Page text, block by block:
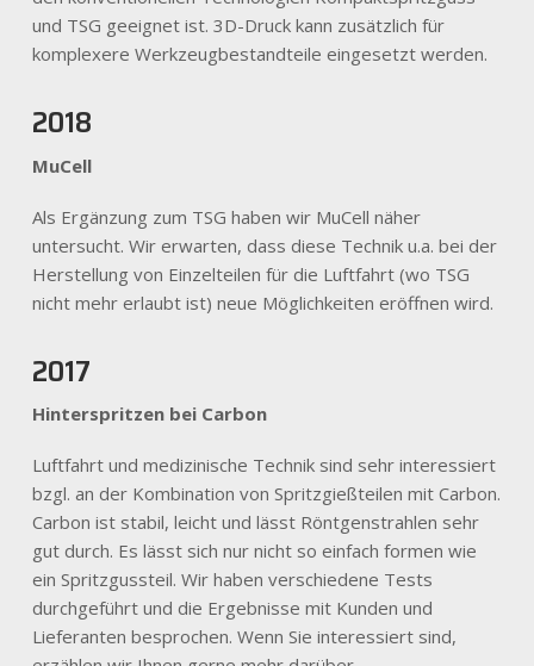
und TSG geeignet ist. 3D-Druck kann zusätzlich für
komplexere Werkzeugbestandteile eingesetzt werden.
2018
MuCell
Als Ergänzung zum TSG haben wir MuCell näher
untersucht. Wir erwarten, dass diese Technik u.a. bei der
Herstellung von Einzelteilen für die Luftfahrt (wo TSG
nicht mehr erlaubt ist) neue Möglichkeiten eröffnen wird.
2017
Hinterspritzen bei Carbon
Luftfahrt und medizinische Technik sind sehr interessiert
bzgl. an der Kombination von Spritzgießteilen mit Carbon.
Carbon ist stabil, leicht und lässt Röntgenstrahlen sehr
gut durch. Es lässt sich nur nicht so einfach formen wie
ein Spritzgussteil. Wir haben verschiedene Tests
durchgeführt und die Ergebnisse mit Kunden und
Lieferanten besprochen. Wenn Sie interessiert sind,